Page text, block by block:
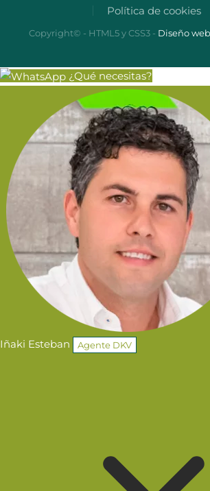
Política de cookies
Copyright© - HTML5 y CSS3 - Diseño
¿Qué necesitas?
Iñaki Esteban Agente DKV